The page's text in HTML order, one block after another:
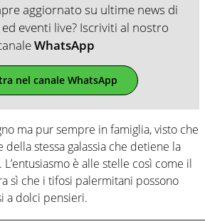
aggiornato su ultime news di
eventi live? Iscriviti al nostro
WhatsApp
nel canale WhatsApp
ma pur sempre in famiglia, visto che
stessa galassia che detiene la
è alle stelle così come il
sì che i tifosi palermitani possono
a dolci pensieri.